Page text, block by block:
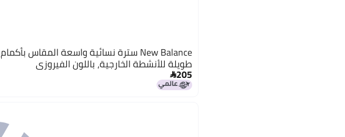
New Balance سترة نسائية واسعة المقاس بأكمام
طويلة للأنشطة الخارجية، باللون الفيروزي
205